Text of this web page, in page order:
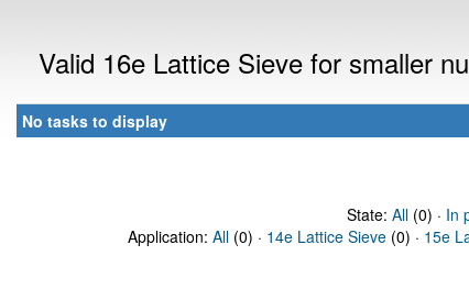
Valid 16e Lattice Sieve for smaller
No tasks to display
State: All(0) · In
Application: All (0) · 14e Lattice Sieve (0) · 15e